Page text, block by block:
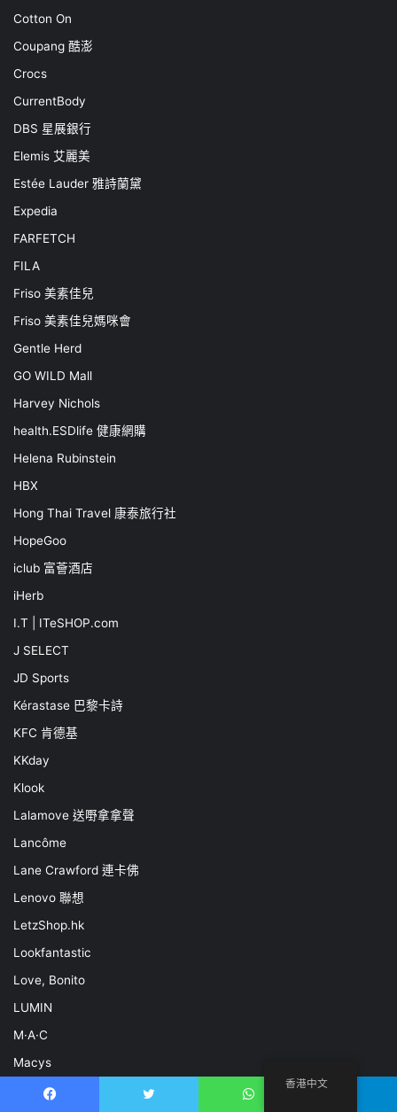
Cotton On
Coupang 酷澎
Crocs
CurrentBody
DBS 星展銀行
Elemis 艾麗美
Estée Lauder 雅詩蘭黛
Expedia
FARFETCH
FILA
Friso 美素佳兒
Friso 美素佳兒媽咪會
Gentle Herd
GO WILD Mall
Harvey Nichols
health.ESDlife 健康網購
Helena Rubinstein
HBX
Hong Thai Travel 康泰旅行社
HopeGoo
iclub 富薈酒店
iHerb
I.T | ITeSHOP.com
J SELECT
JD Sports
Kérastase 巴黎卡詩
KFC 肯德基
KKday
Klook
Lalamove 送嘢拿拿聲
Lancôme
Lane Crawford 連卡佛
Lenovo 聯想
LetzShop.hk
Lookfantastic
Love, Bonito
LUMIN
M·A·C
Macys
Mannings 萬寧網店
香港中文